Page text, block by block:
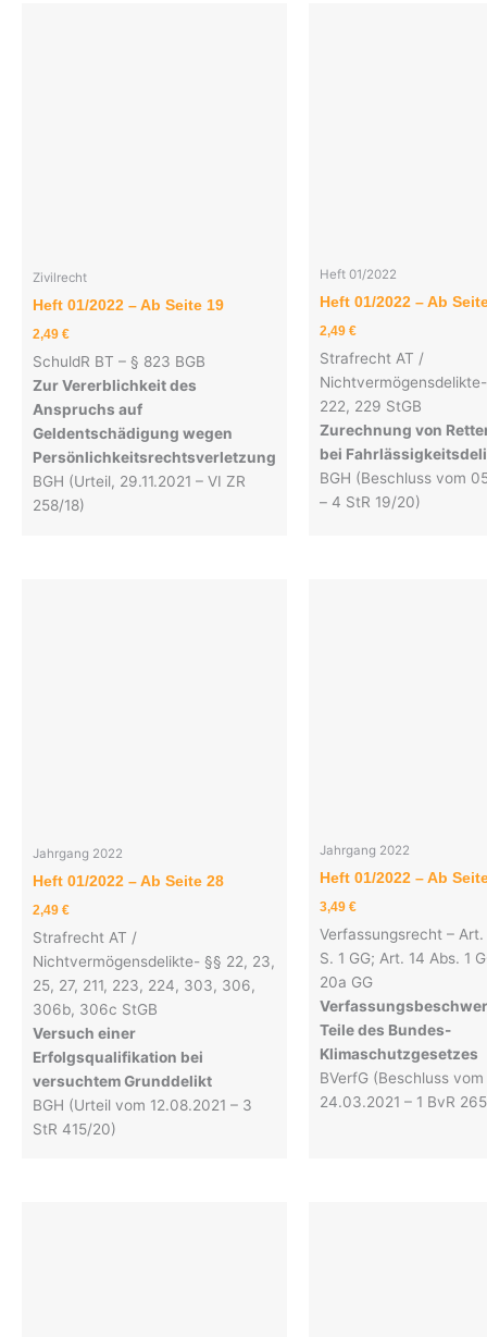
Zivilrecht
Heft 01/2022 – Ab Seite 19
2,49 €
SchuldR BT – § 823 BGB
Zur Vererblichkeit des
Anspruchs auf
Geldentschädigung wegen
Persönlichkeitsrechtsverletzung
BGH (Urteil, 29.11.2021 – VI ZR
258/18)
Heft 01/2022
Heft 01/2022 – Ab
2,49 €
Strafrecht AT /
222, 229 StGB
Zurechnung von
bei
BGH (Beschluss vom
– 4 StR 19/20)
Jahrgang 2022
Heft 01/2022 – Ab Seite 28
2,49 €
Strafrecht AT /
Nichtvermögensdelikte- §§ 22, 23,
25, 27, 211, 223, 224, 303, 306,
306b, 306c StGB
Versuch einer
Erfolgsqualifikation bei
versuchtem Grunddelikt
BGH (Urteil vom 12.08.2021 – 3
StR 415/20)
Jahrgang 2022
Heft 01/2022 – Ab
3,49 €
Verfassungsrecht – Art.
S. 1 GG; Art. 14 Abs. 1
20a GG
Teile des Bundes-
Klimaschutzgesetzes
BVerfG (Beschluss vom
24.03.2021 – 1 BvR